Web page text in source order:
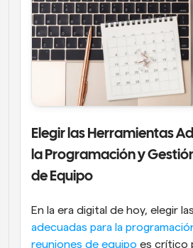
Elegir las Herramientas
la Programación y
de Equipo
En la era digital de hoy, elegir las
adecuadas para la
reuniones de equipo es crítico